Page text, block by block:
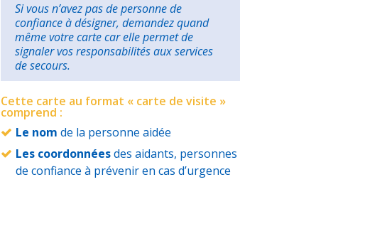
Si vous n’avez pas de personne de
confiance à désigner, demandez quand
même votre carte car elle permet de
signaler vos responsabilités aux services
de secours.
Cette carte au format « carte de visite »
comprend :
Le nom de la personne aidée
Les coordonnéesdes aidants, personnes
de confiance à prévenir en cas d’urgence